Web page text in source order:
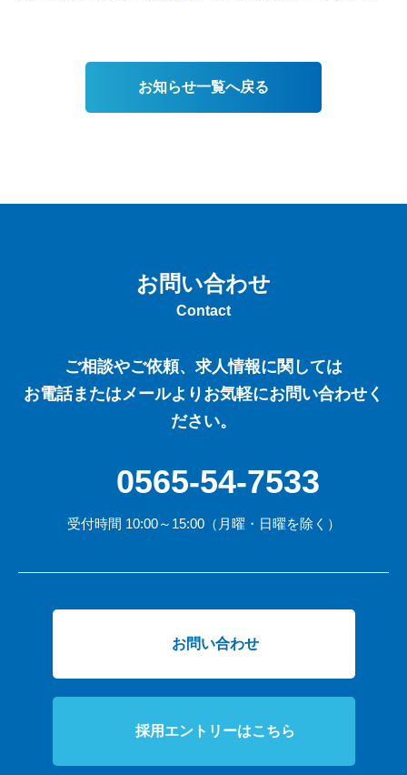
お知らせ一覧へ戻る
お問い合わせ
Contact
ご相談やご依頼、求人情報に関しては
お電話またはメールよりお気軽にお問い合わせく
ださい。
0565-54-7533
受付時間 10:00～15:00（月曜・日曜を除く）
お問い合わせ
採用エントリーはこちら